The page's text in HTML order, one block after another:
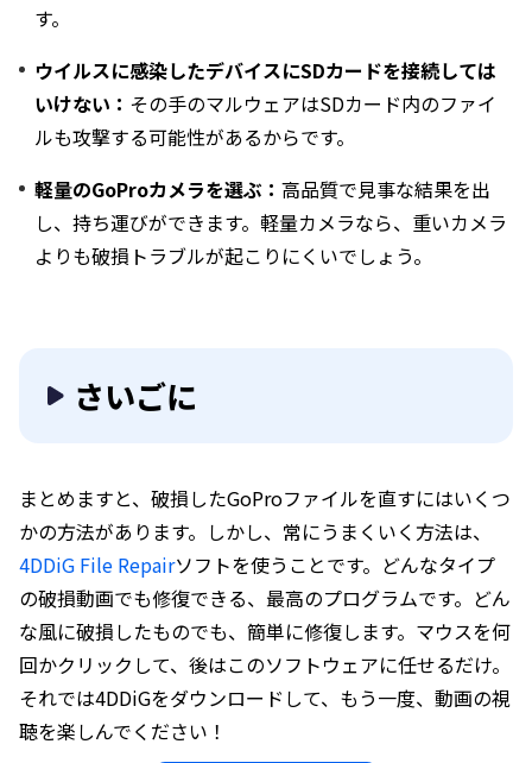
す。
ウイルスに感染したデバイスにSDカードを接続しては
いけない： その手のマルウェアはSDカード内のファイ
ルも攻撃する可能性があるからです。
軽量のGoProカメラを選ぶ： 高品質で見事な結果を出
し、持ち運びができます。軽量カメラなら、重いカメラ
よりも破損トラブルが起こりにくいでしょう。
さいごに
まとめますと、破損したGoProファイルを直すにはいくつ
かの方法があります。しかし、常にうまくいく方法は、
4DDiG File Repairソフトを使うことです。どんなタイプ
の破損動画でも修復できる、最高のプログラムです。どん
な風に破損したものでも、簡単に修復します。マウスを何
回かクリックして、後はこのソフトウェアに任せるだけ。
それでは4DDiGをダウンロードして、もう一度、動画の視
聴を楽しんでください！